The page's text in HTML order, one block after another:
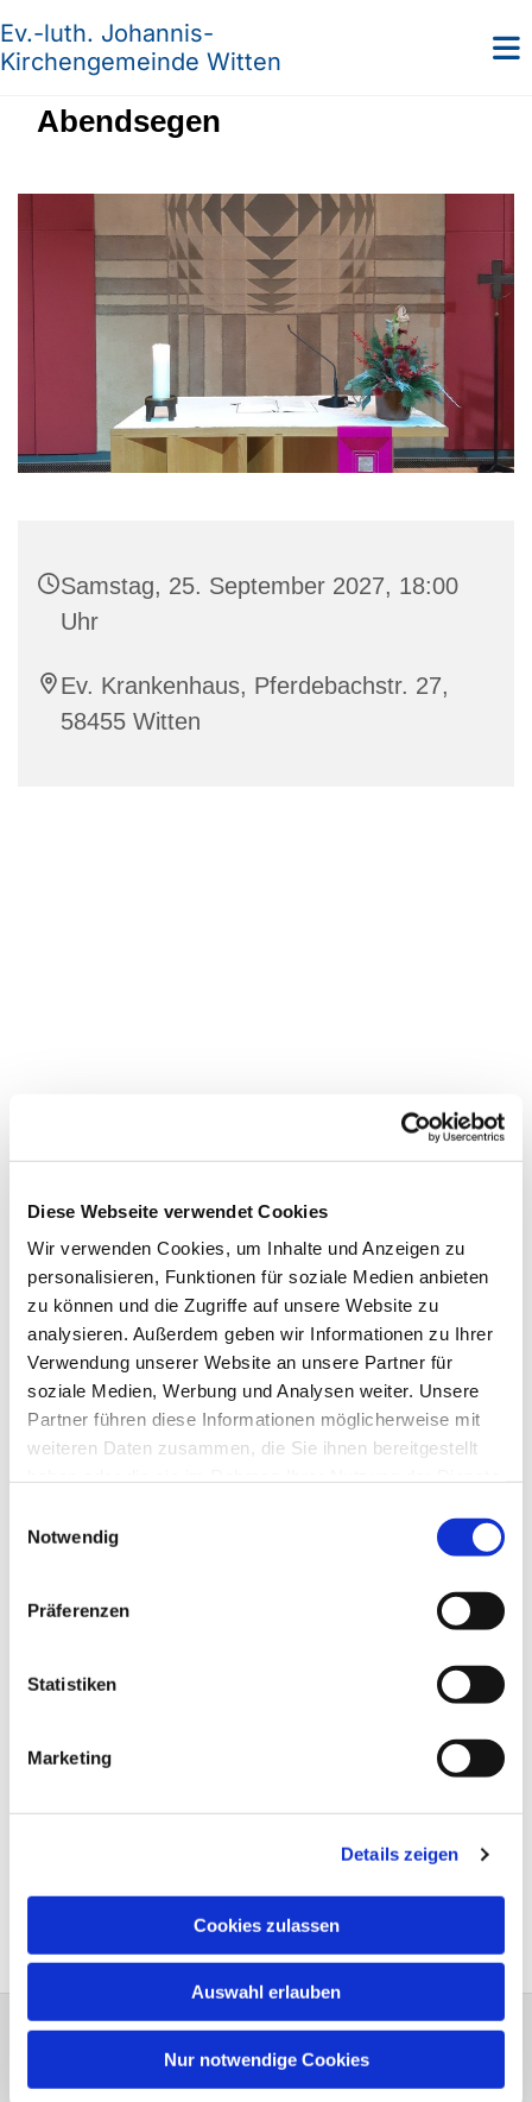
Diese Webseite verwendet Cookies
Wir verwenden Cookies, um Inhalte und Anzeigen zu
personalisieren, Funktionen für soziale Medien anbieten
zu können und die Zugriffe auf unsere Website zu
analysieren. Außerdem geben wir Informationen zu Ihrer
Verwendung unserer Website an unsere Partner für
soziale Medien, Werbung und Analysen weiter. Unsere
Partner führen diese Informationen möglicherweise mit
weiteren Daten zusammen, die Sie ihnen bereitgestellt
Notwendig
Präferenzen
Statistiken
Marketing
Details zeigen
Cookies zulassen
Auswahl erlauben
Nur notwendige Cookies
Ev.-luth. Johannis-
Kirchengemeinde Witten
Abendsegen
Samstag, 25. September 2027, 18:00
Uhr
Ev. Krankenhaus, Pferdebachstr. 27,
58455 Witten
Dies könnte Sie auch
interessieren